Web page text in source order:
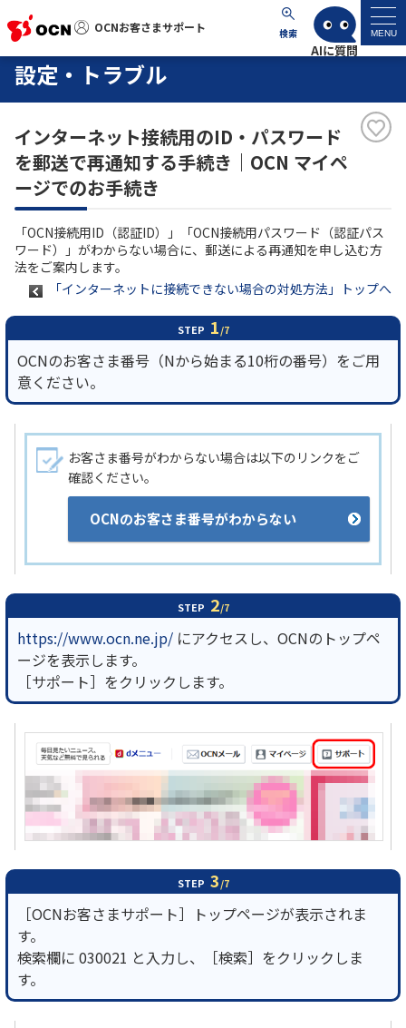
OCNお客さまサポート 検索 MENU
OCNお客さまサポート
サポートトップ
サービス名から探す
よくあるご質問
工事・故障情報
各種ダウンロード
履歴・お気に入り
お知らせ サポートサイトの使い方
NTTドコモビジネスのお客さ
まはこちら
工事・故障情報通知
サービス
OCN サービス一覧
設定・トラブル
インターネット接続用のID・パスワード
を郵送で再通知する手続き｜OCN マイペ
ージでのお手続き
「OCN接続用ID（認証ID）」「OCN接続用パスワード（認証パス
ワード）」がわからない場合に、郵送による再通知を申し込む方
法をご案内します。
「インターネットに接続できない場合の対処方法」トップへ
STEP 1/7
OCNのお客さま番号（Nから始まる10桁の番号）をご用
意ください。
お客さま番号がわからない場合は以下のリンクをご
確認ください。
OCNのお客さま番号がわからない
STEP 2/7
https://www.ocn.ne.jp/ にアクセスし、OCNのトップペ
ージを表示します。
［サポート］をクリックします。
STEP 3/7
［OCNお客さまサポート］トップページが表示されま
す。
検索欄に 030021 と入力し、［検索］をクリックしま
す。